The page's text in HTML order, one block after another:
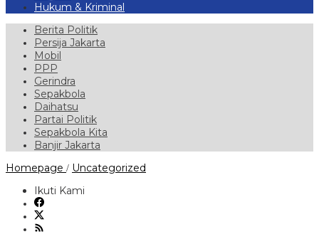
Hukum & Kriminal
Berita Politik
Persija Jakarta
Mobil
PPP
Gerindra
Sepakbola
Daihatsu
Partai Politik
Sepakbola Kita
Banjir Jakarta
Homepage / Uncategorized
Ikuti Kami